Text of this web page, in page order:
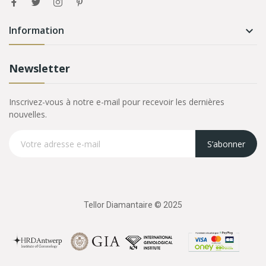
Information 
Newsletter
Inscrivez-vous à notre e-mail pour recevoir les dernières
nouvelles.
S’abonner
Tellor Diamantaire © 2025